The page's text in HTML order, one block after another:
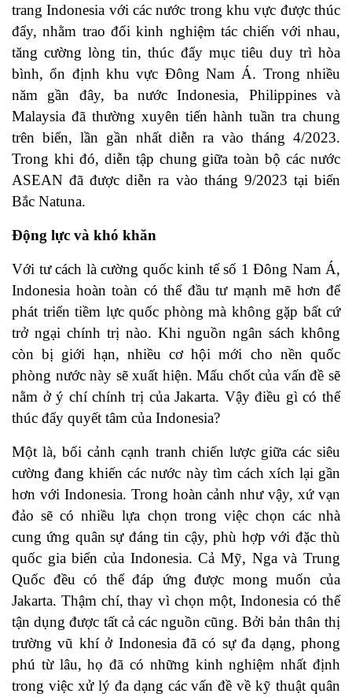
trang Indonesia với các nước trong khu vực được thúc
đẩy, nhằm trao đổi kinh nghiệm tác chiến với nhau,
tăng cường lòng tin, thúc đẩy mục tiêu duy trì hòa
bình, ổn định khu vực Đông Nam Á. Trong nhiều
năm gần đây, ba nước Indonesia, Philippines và
Malaysia đã thường xuyên tiến hành tuần tra chung
trên biển, lần gần nhất diễn ra vào tháng 4/2023.
Trong khi đó, diễn tập chung giữa toàn bộ các nước
ASEAN đã được diễn ra vào tháng 9/2023 tại biển
Bắc Natuna.
Động lực và khó khăn
Với tư cách là cường quốc kinh tế số 1 Đông Nam Á,
Indonesia hoàn toàn có thể đầu tư mạnh mẽ hơn để
phát triển tiềm lực quốc phòng mà không gặp bất cứ
trở ngại chính trị nào. Khi nguồn ngân sách không
còn bị giới hạn, nhiều cơ hội mới cho nền quốc
phòng nước này sẽ xuất hiện. Mấu chốt của vấn đề sẽ
nằm ở ý chí chính trị của Jakarta. Vậy điều gì có thể
thúc đẩy quyết tâm của Indonesia?
Một là, bối cảnh cạnh tranh chiến lược giữa các siêu
cường đang khiến các nước này tìm cách xích lại gần
hơn với Indonesia. Trong hoàn cảnh như vậy, xứ vạn
đảo sẽ có nhiều lựa chọn trong việc chọn các nhà
cung ứng quân sự đáng tin cậy, phù hợp với đặc thù
quốc gia biển của Indonesia. Cả Mỹ, Nga và Trung
Quốc đều có thể đáp ứng được mong muốn của
Jakarta. Thậm chí, thay vì chọn một, Indonesia có thể
tận dụng được tất cả các nguồn cũng. Bởi bản thân thị
trường vũ khí ở Indonesia đã có sự đa dạng, phong
phú từ lâu, họ đã có những kinh nghiệm nhất định
trong việc xử lý đa dạng các vấn đề về kỹ thuật quân